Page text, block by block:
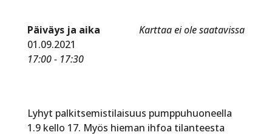
Karttaa ei ole saatavissa
Päiväys ja aika
01.09.2021
17:00 - 17:30
Lyhyt palkitsemistilaisuus pumppuhuoneella
1.9 kello 17. Myös hieman ihfoa tilanteesta